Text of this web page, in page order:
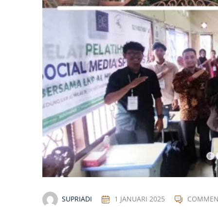
SUPRIADI 1 JANUARI 2025